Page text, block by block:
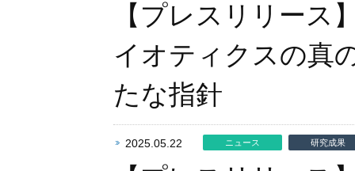
【プレスリリース
イオティクスの真
たな指針
2025.05.22 ニュース 研究成果